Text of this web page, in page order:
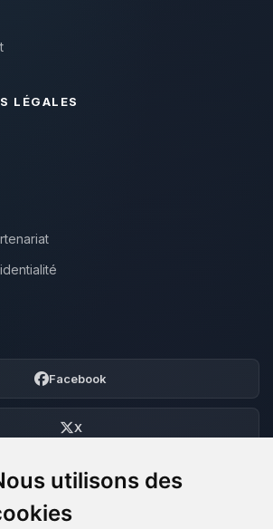
utilisons des
LÉGALES
Facebook
X
Discord
Forum